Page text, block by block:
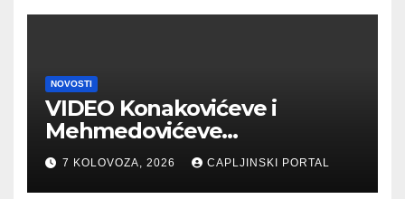
NOVOSTI
VIDEO Konakovićeve i
Mehmedovićeve
manipulacije ne osporavaju
zahtjeve Hrvata
7 KOLOVOZA, 2026 CAPLJINSKI PORTAL